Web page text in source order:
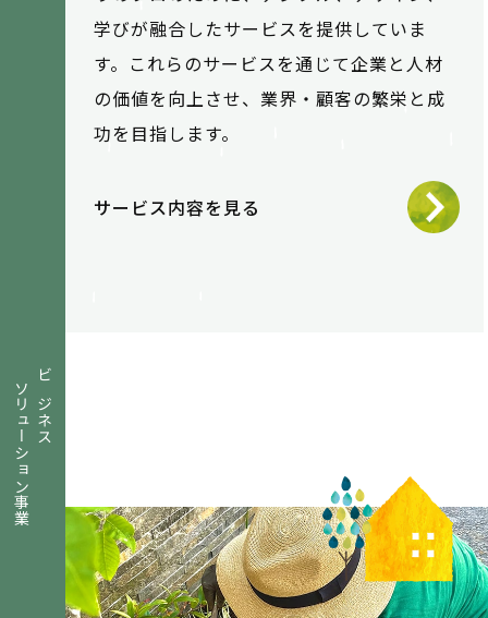
ビジネス
ソリューション事業
学びが融合したサービスを提供していま
す。これらのサービスを通じて企業と人材
の価値を向上させ、業界・顧客の繁栄と成
功を目指します。
サービス内容を見る